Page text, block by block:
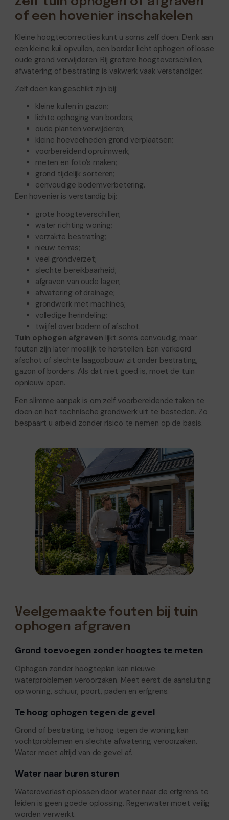
of een hovenier inschakelen
Kleine hoogtecorrecties kunt u soms zelf doen. Denk aan
een kleine kuil opvullen, een border licht ophogen of losse
oude grond verwijderen. Bij grotere hoogteverschillen,
afwatering of bestrating is vakwerk vaak verstandiger.
Zelf doen kan geschikt zijn bij:
kleine kuilen in gazon;
lichte ophoging van borders;
oude planten verwijderen;
kleine hoeveelheden grond verplaatsen;
voorbereidend opruimwerk;
meten en foto’s maken;
grond tijdelijk sorteren;
eenvoudige bodemverbetering.
Een hovenier is verstandig bij:
grote hoogteverschillen;
water richting woning;
verzakte bestrating;
nieuw terras;
veel grondverzet;
slechte bereikbaarheid;
afgraven van oude lagen;
afwatering of drainage;
grondwerk met machines;
volledige herindeling;
twijfel over bodem of afschot.
Tuin ophogen afgraven lijkt soms eenvoudig, maar
fouten zijn later moeilijk te herstellen. Een verkeerd
afschot of slechte laagopbouw zit onder bestrating,
gazon of borders. Als dat niet goed is, moet de tuin
opnieuw open.
Een slimme aanpak is om zelf voorbereidende taken te
doen en het technische grondwerk uit te besteden. Zo
bespaart u arbeid zonder risico te nemen op de basis.
Veelgemaakte fouten bij tuin
ophogen afgraven
Grond toevoegen zonder hoogtes te meten
Ophogen zonder hoogteplan kan nieuwe
waterproblemen veroorzaken. Meet eerst de aansluiting
op woning, schuur, poort, paden en erfgrens.
Te hoog ophogen tegen de gevel
Grond of bestrating te hoog tegen de woning kan
vochtproblemen en slechte afwatering veroorzaken.
Water moet altijd van de gevel af.
Water naar buren sturen
Wateroverlast oplossen door water naar de erfgrens te
leiden is geen goede oplossing. Regenwater moet veilig
worden verwerkt.